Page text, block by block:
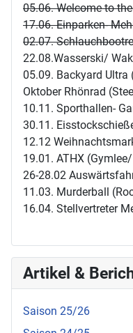
05.06. Welcome to
17.06. Einparken-
02.07.
22.08.Wasserski/
05.09. Backyard
Oktober Rhönrad
10.11. Sporthallen-
30.11.
12.12
19.01. ATHX
26-28.02
11.03. Murderball
16.04. Stellvertreter
Artikel &
Saison 25/26